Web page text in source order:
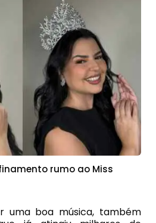
rumo ao Miss
uma boa música, também